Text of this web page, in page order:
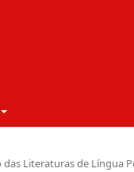
das Literaturas de